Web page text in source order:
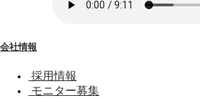
会社情報
採用情報
モニター募集